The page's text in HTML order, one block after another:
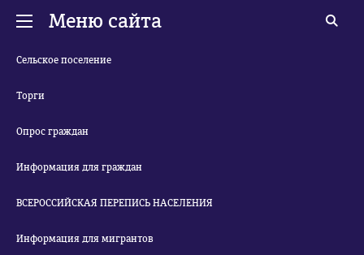
Меню сайта
Сельское поселение
Торги
Опрос граждан
Информация для граждан
ВСЕРОССИЙСКАЯ ПЕРЕПИСЬ НАСЕЛЕНИЯ
Информация для мигрантов